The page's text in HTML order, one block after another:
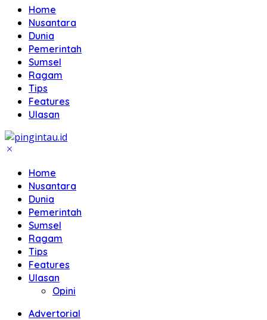
Home
Nusantara
Dunia
Pemerintah
Sumsel
Ragam
Tips
Features
Ulasan
Home
Nusantara
Dunia
Pemerintah
Sumsel
Ragam
Tips
Features
Ulasan
Opini
Advertorial